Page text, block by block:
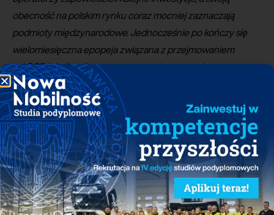
obecność na polskim rynku coraz mocniej zaznaczają
podmioty międzynarodowe. Jednocześnie po kończy się
wielomiesięczna epopeja związana z przejmowaniem
od OSD lokalizacji zarezerwowanych w ramach tzw.
mechanizmu interwencyjnego. Stacje w tych miejscach
będą budowane na zasadach rynkowych. Odpowiedni
przetarg jeszcze w 2022 r. rozstrzygnęła Enea Operator,
a już niedługo poznamy zwycięzców analogicznych
postępowań zainicjowanych przez Tauron Operator
i Energę Operator. To wszystko pozwala patrzeć na rok 2023
w segmencie infrastruktury ładowania z ostrożnym
optymizmem– mówiMaciej Mazur, Dyrektor